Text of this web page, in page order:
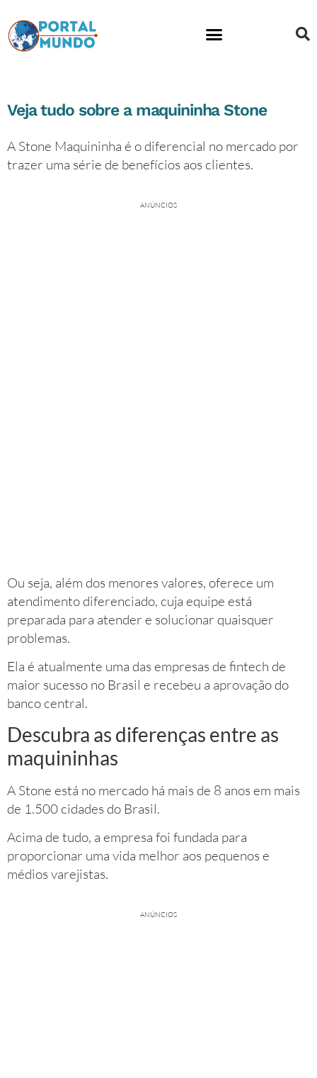
Veja tudo sobre a maquininha Stone
A Stone Maquininha é o diferencial no mercado por
trazer uma série de benefícios aos clientes.
ANÚNCIOS
Ou seja, além dos menores valores, oferece um
atendimento diferenciado, cuja equipe está
preparada para atender e solucionar quaisquer
problemas.
Ela é atualmente uma das empresas de fintech de
maior sucesso no Brasil e recebeu a aprovação do
banco central.
Descubra as diferenças entre as
maquininhas
A Stone está no mercado há mais de 8 anos em mais
de 1.500 cidades do Brasil.
Acima de tudo, a empresa foi fundada para
proporcionar uma vida melhor aos pequenos e
médios varejistas.
ANÚNCIOS